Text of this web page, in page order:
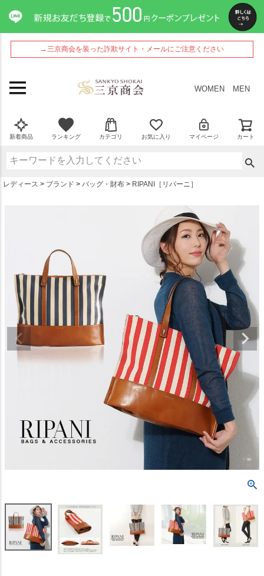
→三京商会を装った詐欺サイト・メールにご注意ください
WOMEN MEN
新着商品 ランキング カテゴリ お気に入り マイページ カート
レディース ブランド バッグ・財布 RIPANI［リパーニ］
ペー
ジト
ップ
へ